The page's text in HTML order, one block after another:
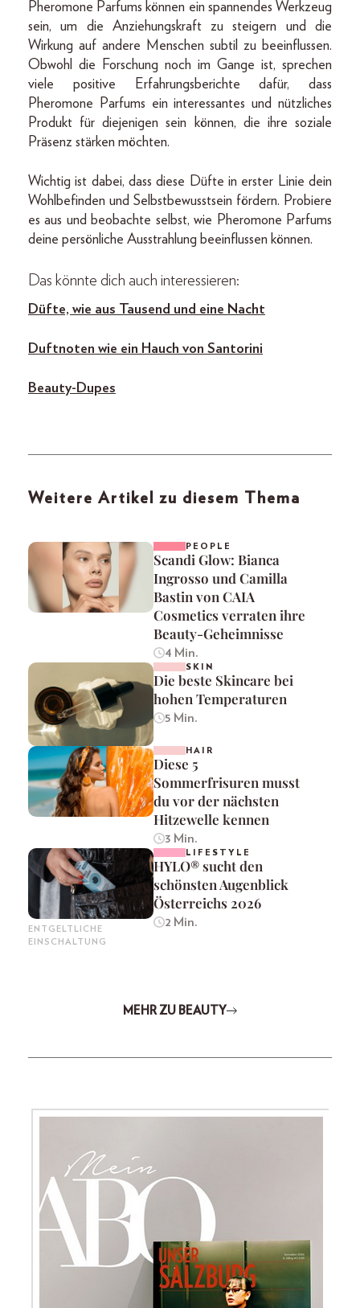
Pheromone Parfums können ein spannendes Werkzeug
sein, um die Anziehungskraft zu steigern und die
Wirkung auf andere Menschen subtil zu beeinflussen.
Obwohl die Forschung noch im Gange ist, sprechen
viele positive Erfahrungsberichte dafür, dass
Pheromone Parfums ein interessantes und nützliches
Produkt für diejenigen sein können, die ihre soziale
Präsenz stärken möchten.
Wichtig ist dabei, dass diese Düfte in erster Linie dein
Wohlbefinden und Selbstbewusstsein fördern. Probiere
es aus und beobachte selbst, wie Pheromone Parfums
deine persönliche Ausstrahlung beeinflussen können.
Das könnte dich auch interessieren:
Düfte, wie aus Tausend und eine Nacht
Duftnoten wie ein Hauch von Santorini
Beauty-Dupes
Weitere Artikel zu diesem Thema
PEOPLE
Scandi Glow: Bianca
Ingrosso und Camilla
Bastin von CAIA
Cosmetics verraten ihre
Beauty-Geheimnisse
4 Min.
SKIN
Die beste Skincare bei
hohen Temperaturen
5 Min.
HAIR
Diese 5
Sommerfrisuren musst
du vor der nächsten
Hitzewelle kennen
3 Min.
ENTGELTLICHE
EINSCHALTUNG
LIFESTYLE
HYLO® sucht den
schönsten Augenblick
Österreichs 2026
2 Min.
MEHR ZU BEAUTY